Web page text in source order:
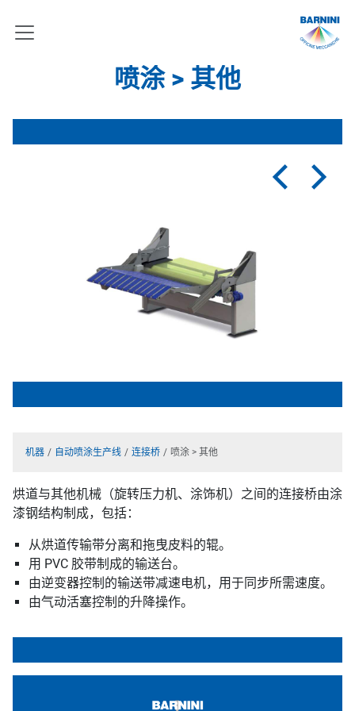
喷涂 > 其他
机器 自动喷涂生产线 连接桥 喷涂 > 其他
烘道与其他机械（旋转压力机、涂饰机）之间的连接桥由涂
漆钢结构制成，包括：
从烘道传输带分离和拖曳皮料的辊。
用 PVC 胶带制成的输送台。
由逆变器控制的输送带减速电机，用于同步所需速度。
由气动活塞控制的升降操作。